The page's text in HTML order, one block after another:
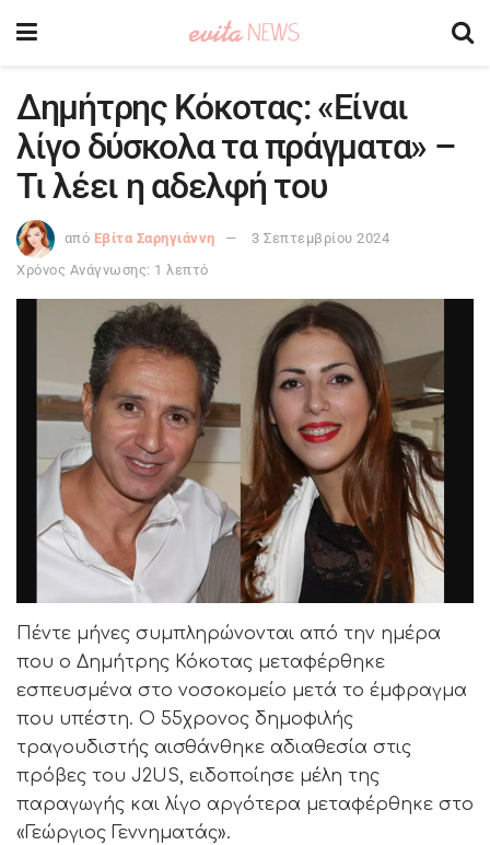
Δημήτρης Κόκοτας: «Είναι
λίγο δύσκολα τα πράγματα» –
Τι λέει η αδελφή του
από Εβίτα Σαρηγιάννη
3 Σεπτεμβρίου 2024
Χρόνος Ανάγνωσης: 1 λεπτό
Πέντε μήνες συμπληρώνονται από την ημέρα
που ο Δημήτρης Κόκοτας μεταφέρθηκε
εσπευσμένα στο νοσοκομείο μετά το έμφραγμα
που υπέστη. Ο 55χρονος δημοφιλής
τραγουδιστής αισθάνθηκε αδιαθεσία στις
πρόβες του J2US, ειδοποίησε μέλη της
παραγωγής και λίγο αργότερα μεταφέρθηκε στο
«Γεώργιος Γεννηματάς».